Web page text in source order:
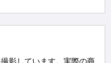
影しています。実際の商